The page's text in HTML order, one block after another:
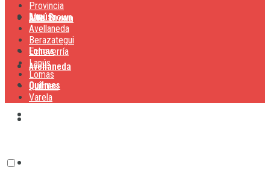
Lanús
Lomas
Quilmes
Alte. Brown
Avellaneda
Provincia
Alte. Brown
Avellaneda
Berazategui
Echeverría
Lanús
Lomas
Quilmes
Varela